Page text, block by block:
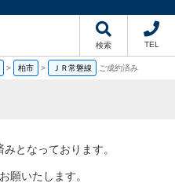
検索 TEL
> 柏市 > ＪＲ常磐線 ご成約済み
となっております。
願いたします。